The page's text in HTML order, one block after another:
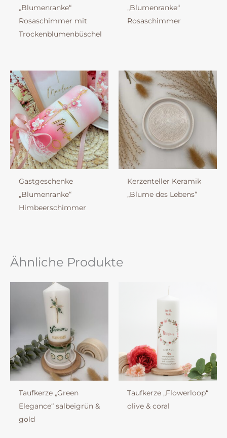
„Blumenranke“
Rosaschimmer mit
Trockenblumenbüschel
„Blumenranke“
Rosaschimmer
Gastgeschenke
„Blumenranke“
Himbeerschimmer
Kerzenteller Keramik
„Blume des Lebens“
Ähnliche Produkte
Taufkerze „Green
Elegance“ salbeigrün &
gold
Taufkerze „Flowerloop“
olive & coral